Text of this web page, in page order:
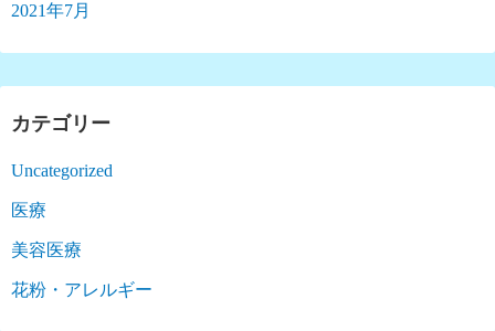
2021年7月
カテゴリー
Uncategorized
医療
美容医療
花粉・アレルギー